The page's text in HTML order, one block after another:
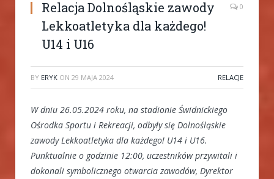
Relacja Dolnośląskie zawody
Lekkoatletyka dla każdego!
U14 i U16
0
BY ERYK ON 29 MAJA 2024 RELACJE
W dniu 26.05.2024 roku, na stadionie Świdnickiego
Ośrodka Sportu i Rekreacji, odbyły się Dolnośląskie
zawody Lekkoatletyka dla każdego! U14 i U16.
Punktualnie o godzinie 12:00, uczestników przywitali i
dokonali symbolicznego otwarcia zawodów, Dyrektor